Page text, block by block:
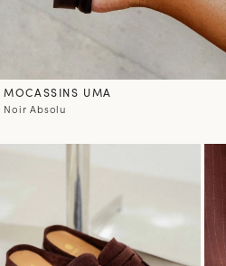
MOCASSINS UMA
Noir Absolu